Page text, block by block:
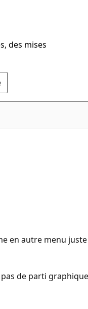
des mises
en autre menu
de parti